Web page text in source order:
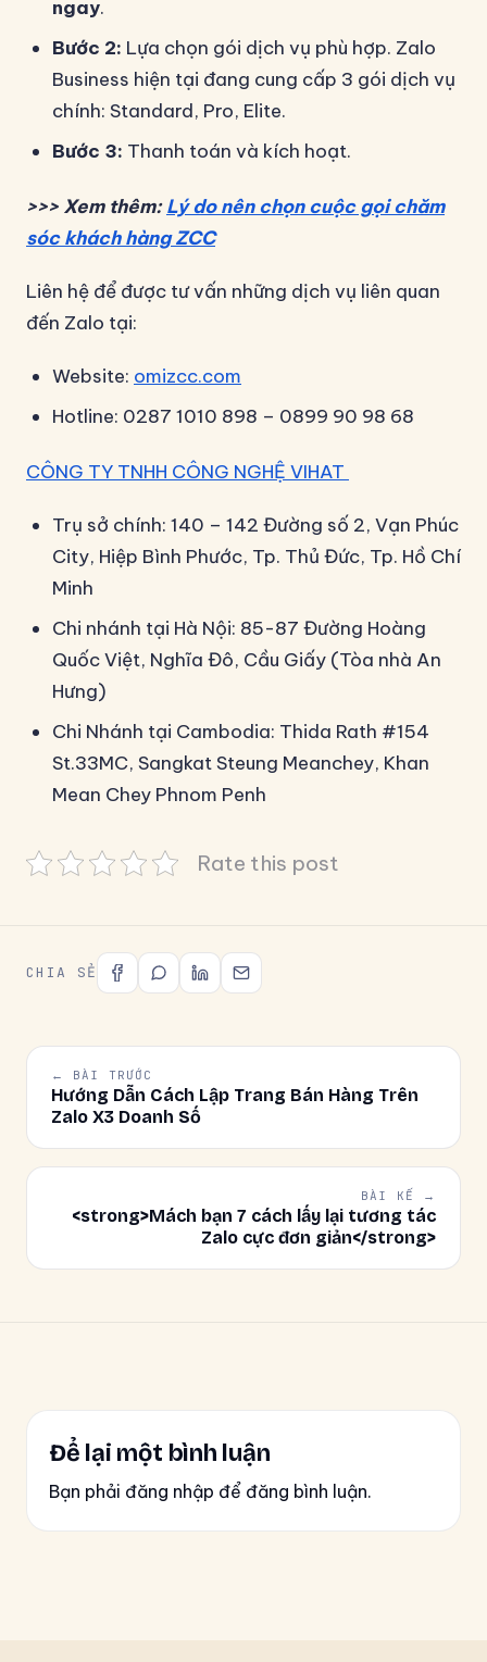
ngay.
Bước 2: Lựa chọn gói dịch vụ phù hợp. Zalo
Business hiện tại đang cung cấp 3 gói dịch vụ
chính: Standard, Pro, Elite.
Bước 3: Thanh toán và kích hoạt.
>>> Xem thêm:Lý do nên chọn cuộc gọi chăm
sóc khách hàng ZCC
Liên hệ để được tư vấn những dịch vụ liên quan
đến Zalo tại:
Website: omizcc.com
Hotline: 0287 1010 898 – 0899 90 98 68
CÔNG TY TNHH CÔNG NGHỆ VIHAT
Trụ sở chính: 140 – 142 Đường số 2, Vạn Phúc
City, Hiệp Bình Phước, Tp. Thủ Đức, Tp. Hồ Chí
Minh
Chi nhánh tại Hà Nội: 85-87 Đường Hoàng
Quốc Việt, Nghĩa Đô, Cầu Giấy (Tòa nhà An
Hưng)
Chi Nhánh tại Cambodia: Thida Rath #154
St.33MC, Sangkat Steung Meanchey, Khan
Mean Chey Phnom Penh
Rate this post
CHIA SẺ
← BÀI TRƯỚC
Hướng Dẫn Cách Lập Trang Bán Hàng Trên
Zalo X3 Doanh Số
BÀI KẾ →
<strong>Mách bạn 7 cách lấy lại tương tác
Zalo cực đơn giản</strong>
Để lại một bình luận
Bạn phải đăng nhập để đăng bình luận.